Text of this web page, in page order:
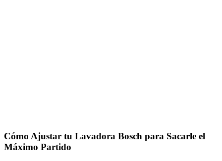
Cómo Ajustar tu Lavadora Bosch para Sacarle el
Máximo Partido